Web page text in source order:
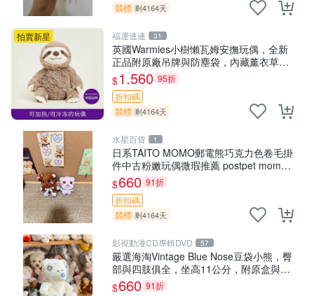
競標 剩4164天
拍賣新星 福運連連 31
英國Warmies小樹懶瓦姆安撫玩偶，全新
正品附原廠吊牌與防塵袋，內藏薰衣草可
加熱，適合各個年齡層，冷暖兩用享受抱
抱樂趣，不容錯過嚴選好物 溫暖 冷感
$1,560 95折
折扣碼
競標 剩4164天
水星百貨 1
日系TAITO MOMO郵電熊巧克力色卷毛掛
件中古粉嫩玩偶微瑕推薦 postpet momo
郵電熊 中古玩偶
$660 91折
折扣碼
競標 剩4164天
影視動漫CD專輯DVD 57
嚴選海淘Vintage Blue Nose豆袋小熊，臀
部與四肢俱全，坐高11公分，附原盒與吊
牌收藏。藍鼻子小熊，值得擁有 玩具 憶熊
$660 91折